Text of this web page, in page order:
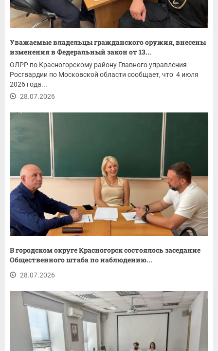
Уважаемые владельцы гражданского оружия, внесены
изменения в Федеральный закон от 13...
ОЛРР по Красногорскому району Главного управления
Росгвардии по Московской области сообщает, что 4 июля
2026 года...
28.07.2026
В городском округе Красногорск состоялось заседание
Общественного штаба по наблюдению...
28.07.2026